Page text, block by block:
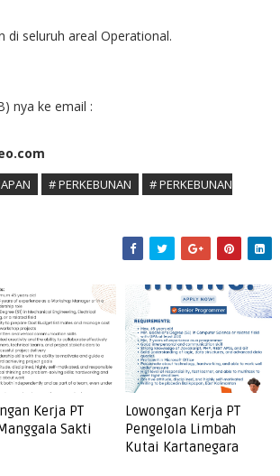
di seluruh areal Operational.
nya ke email :
# PERKEBUNAN
# PERKEBUNAN
Kerja PT
Sakti
Lowongan Kerja PT
Pengelola Limbah
Kutai Kartanegara